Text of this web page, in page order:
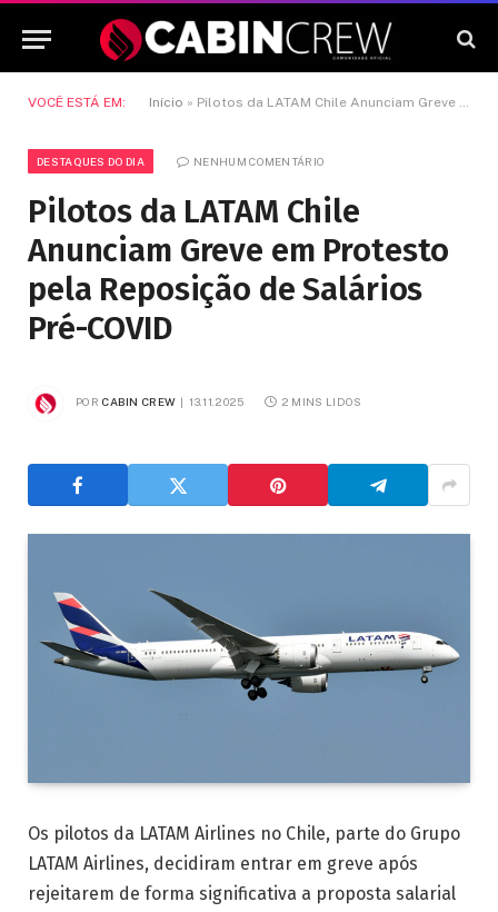
VOCÊ ESTÁ EM: Início » Pilotos da LATAM Chile Anunciam Greve em Protesto pela Reposição de Salários Pré-COVID
DESTAQUES DO DIA NENHUM COMENTÁRIO
Pilotos da LATAM Chile
Anunciam Greve em Protesto
pela Reposição de Salários
Pré-COVID
POR CABIN CREW 13.11.2025 2 MINS LIDOS
Os pilotos da LATAM Airlines no Chile, parte do Grupo
LATAM Airlines, decidiram entrar em greve após
rejeitarem de forma significativa a proposta salarial